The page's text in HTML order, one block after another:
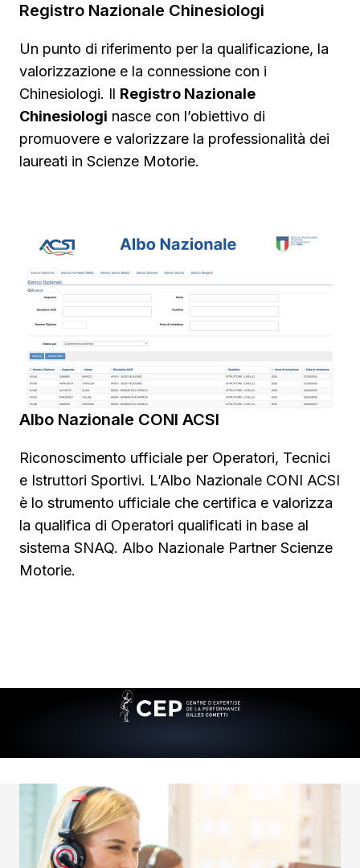
Registro Nazionale Chinesiologi
Un punto di riferimento per la qualificazione, la
valorizzazione e la connessione con i
Chinesiologi. Il Registro Nazionale
Chinesiologi nasce con l’obiettivo di
promuovere e valorizzare la professionalità dei
laureati in Scienze Motorie.
Albo Nazionale CONI ACSI
Riconoscimento ufficiale per Operatori, Tecnici
e Istruttori Sportivi. L’Albo Nazionale CONI ACSI
è lo strumento ufficiale che certifica e valorizza
la qualifica di Operatori qualificati in base al
sistema SNAQ. Albo Nazionale Partner Scienze
Motorie.